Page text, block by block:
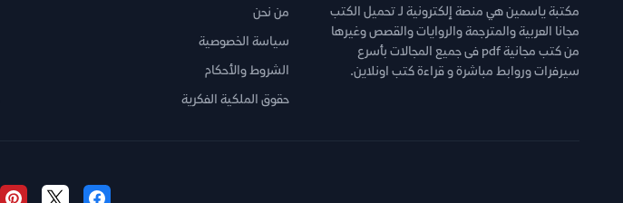
مكتبة ياسمين هي منصة إلكترونية لـ تحميل الكتب
مجانا العربية والمترجمة والروايات والقصص وغيرها
من كتب مجانية pdf فى جميع المجالات بأسرع
سيرفرات وروابط مباشرة و قراءة كتب اونلاين.
من نحن
سياسة الخصوصية
الشروط والأحكام
حقوق الملكية الفكرية